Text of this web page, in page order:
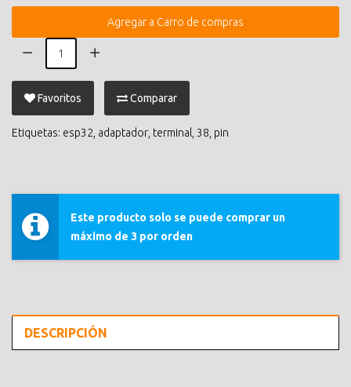
Agregar a Carro de compras
Favoritos Comparar
Etiquetas: esp32 adaptador terminal 38 pin
Este producto solo se puede comprar un
máximo de 3 por orden
DESCRIPCIÓN